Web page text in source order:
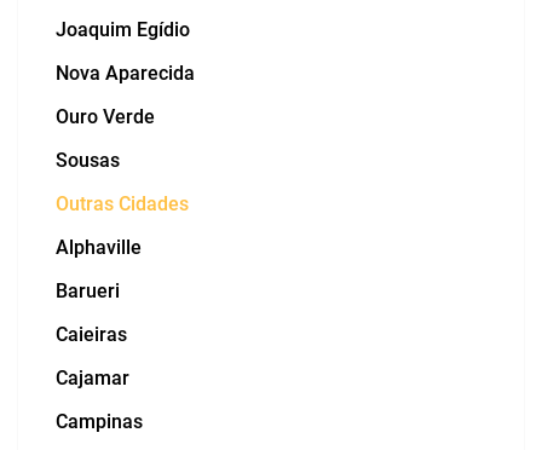
Joaquim Egídio
Nova Aparecida
Ouro Verde
Sousas
Outras Cidades
Alphaville
Barueri
Caieiras
Cajamar
Campinas